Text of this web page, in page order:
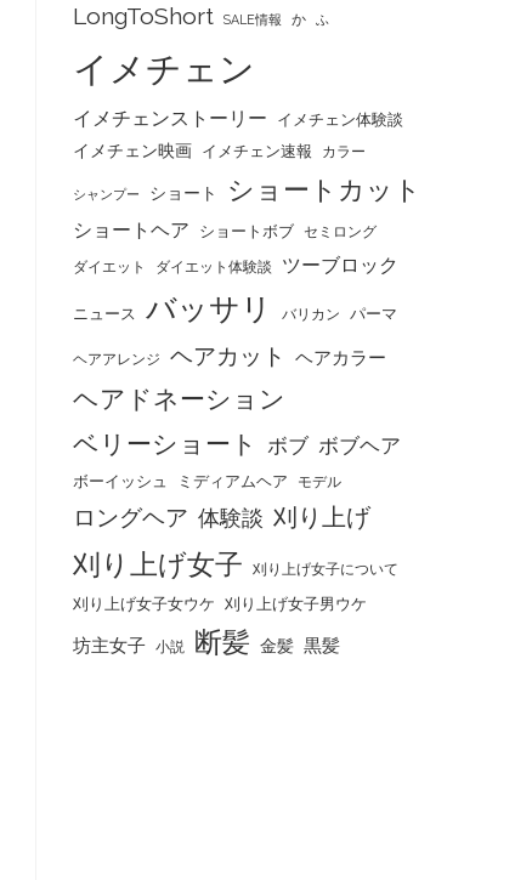
LongToShort SALE情報 か ふ
イメチェン
イメチェンストーリー イメチェン体験談
イメチェン映画 イメチェン速報 カラー
シャンプー ショート ショートカット
ショートヘア ショートボブ セミロング
ダイエット ダイエット体験談 ツーブロック
ニュース バッサリ バリカン パーマ
ヘアアレンジ ヘアカット ヘアカラー
ヘアドネーション
ベリーショート
ボブ ボブヘア
ボーイッシュ ミディアムヘア モデル
ロングヘア 体験談 刈り上げ
刈り上げ女子 刈り上げ女子について
刈り上げ女子女ウケ 刈り上げ女子男ウケ
坊主女子 小説 断髪 金髪 黒髪